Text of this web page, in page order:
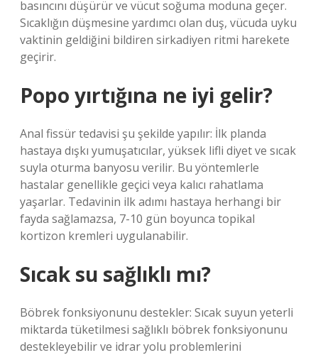
basıncını düşürür ve vücut soğuma moduna geçer.
Sıcaklığın düşmesine yardımcı olan duş, vücuda uyku
vaktinin geldiğini bildiren sirkadiyen ritmi harekete
geçirir.
Popo yırtığına ne iyi gelir?
Anal fissür tedavisi şu şekilde yapılır: İlk planda
hastaya dışkı yumuşatıcılar, yüksek lifli diyet ve sıcak
suyla oturma banyosu verilir. Bu yöntemlerle
hastalar genellikle geçici veya kalıcı rahatlama
yaşarlar. Tedavinin ilk adımı hastaya herhangi bir
fayda sağlamazsa, 7-10 gün boyunca topikal
kortizon kremleri uygulanabilir.
Sıcak su sağlıklı mı?
Böbrek fonksiyonunu destekler: Sıcak suyun yeterli
miktarda tüketilmesi sağlıklı böbrek fonksiyonunu
destekleyebilir ve idrar yolu problemlerini